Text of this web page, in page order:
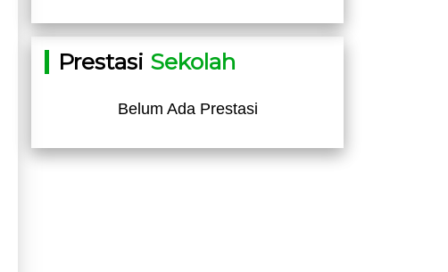
Prestasi Sekolah
Belum Ada Prestasi